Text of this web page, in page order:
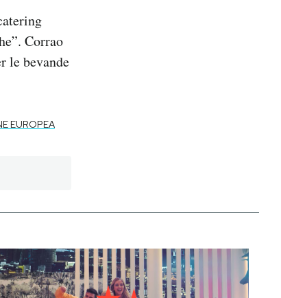
Corrao
le bevande
EUROPEA